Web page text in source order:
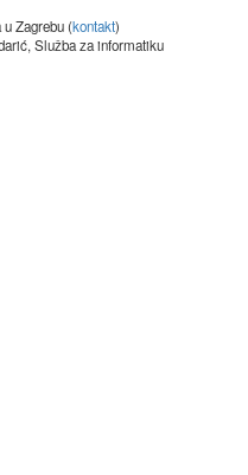
Zagrebu (kontakt)
Služba za informatiku